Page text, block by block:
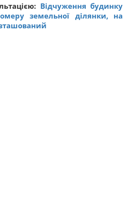
Відчуження будинку
земельної ділянки, на